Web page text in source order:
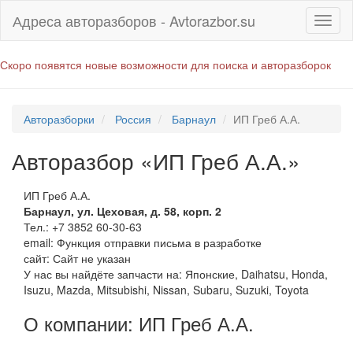
Адреса авторазборов - Avtorazbor.su
Скоро появятся новые возможности для поиска и авторазборок
Авторазборки Россия Барнаул ИП Греб А.А.
Авторазбор «ИП Греб А.А.»
ИП Греб А.А.
Барнаул, ул. Цеховая, д. 58, корп. 2
Тел.: +7 3852 60-30-63
email: Функция отправки письма в разработке
сайт: Сайт не указан
У нас вы найдёте запчасти на: Японские, Daihatsu, Honda,
Isuzu, Mazda, Mitsubishi, Nissan, Subaru, Suzuki, Toyota
О компании: ИП Греб А.А.